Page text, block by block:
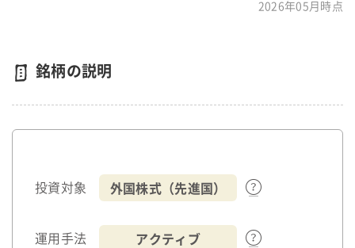
2026年05月時点
銘柄の説明
投資対象 外国株式（先進国）
運用手法 アクティブ